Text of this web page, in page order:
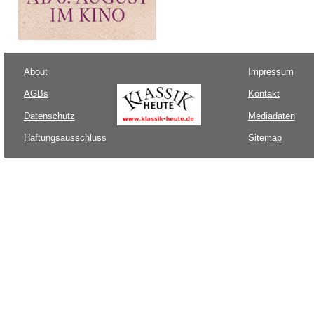
About
AGBs
Datenschutz
Haftungsausschluss
Impressum
Kontakt
Mediadaten
Sitemap